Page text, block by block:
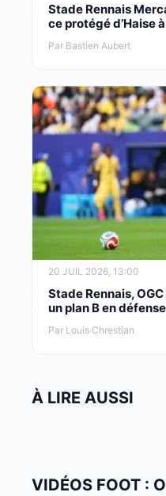
Stade Rennais
ce protégé d’Haise
Par Bastien Aubert
20 JUIL 2026, 13:00
Stade Rennais,
un plan B en défense
Par Louis Chrestian
À LIRE AUSSI
VIDÉOS FOOT :